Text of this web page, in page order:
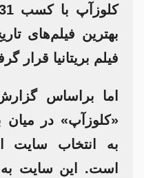
بهترین فیلم‌های
فیلم بریتانیا قرار
اما براساس
به انتخاب سایت